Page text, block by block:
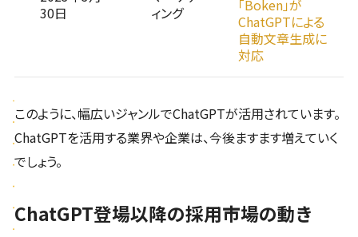
30日
ィング
「Boken」が
ChatGPTによる
自動文章生成に
対応
このように、幅広いジャンルでChatGPTが活用されています。
ChatGPTを活用する業界や企業は、今後ますます増えていく
でしょう。
ChatGPT登場以降の採用市場の動き